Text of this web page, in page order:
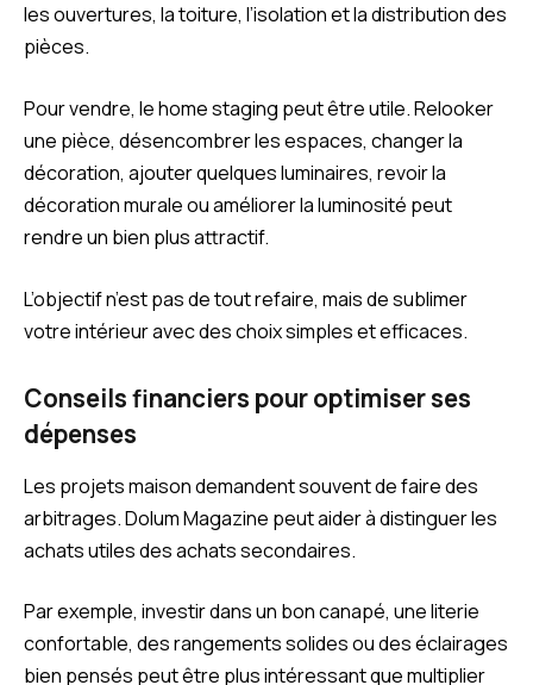
les ouvertures, la toiture, l’isolation et la distribution des
pièces.
Pour vendre, le home staging peut être utile. Relooker
une pièce, désencombrer les espaces, changer la
décoration, ajouter quelques luminaires, revoir la
décoration murale ou améliorer la luminosité peut
rendre un bien plus attractif.
L’objectif n’est pas de tout refaire, mais de sublimer
votre intérieur avec des choix simples et efficaces.
Conseils financiers pour optimiser ses
dépenses
Les projets maison demandent souvent de faire des
arbitrages. Dolum Magazine peut aider à distinguer les
achats utiles des achats secondaires.
Par exemple, investir dans un bon canapé, une literie
confortable, des rangements solides ou des éclairages
bien pensés peut être plus intéressant que multiplier